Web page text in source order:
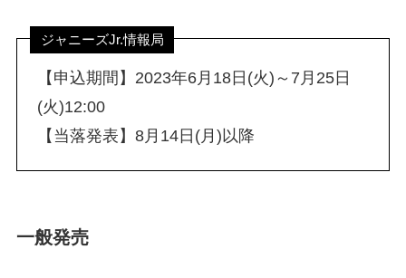
ジャニーズJr.情報局
【申込期間】2023年6月18日(火)～7月25日
(火)12:00
【当落発表】8月14日(月)以降
一般発売